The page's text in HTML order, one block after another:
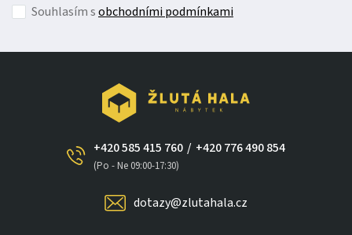
Souhlasím sobchodními podmínkami
+420 585 415 760
(Po - Ne 09:00-17:30)
/ +420 776 490 854
dotazy@zlutahala.cz